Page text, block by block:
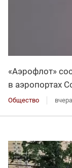
«Аэрофлот»
в аэропортах
Общество